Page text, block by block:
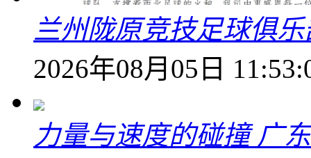
兰州陇原竞技足球俱
2026年08月05日
力量与速度的碰撞 广